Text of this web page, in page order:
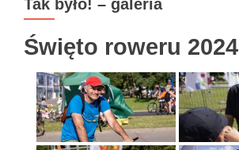
Tak było! – galeria
Święto roweru 2024